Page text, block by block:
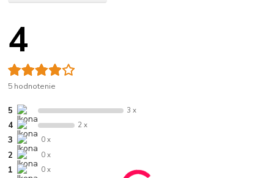
4
5 hodnotenie
5 3 x
4 2 x
3 0 x
2 0 x
1 0 x